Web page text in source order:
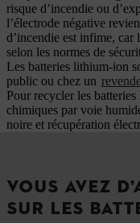
risque d’incendie ou
l’électrode négative
d’incendie est infime, car
selon les normes de
Les batteries lithium-ion
public ou chez un
Pour recycler les
chimiques par voie
noire et récupération
VOUS AVEZ
SUR LES